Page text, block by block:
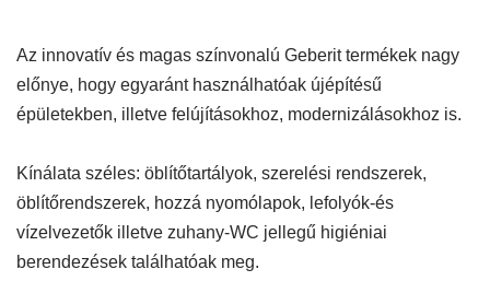
Az innovatív és magas színvonalú Geberit termékek nagy
előnye, hogy egyaránt használhatóak újépítésű
épületekben, illetve felújításokhoz, modernizálásokhoz is.
Kínálata széles: öblítőtartályok, szerelési rendszerek,
öblítőrendszerek, hozzá nyomólapok, lefolyók-és
vízelvezetők illetve zuhany-WC jellegű higiéniai
berendezések találhatóak meg.